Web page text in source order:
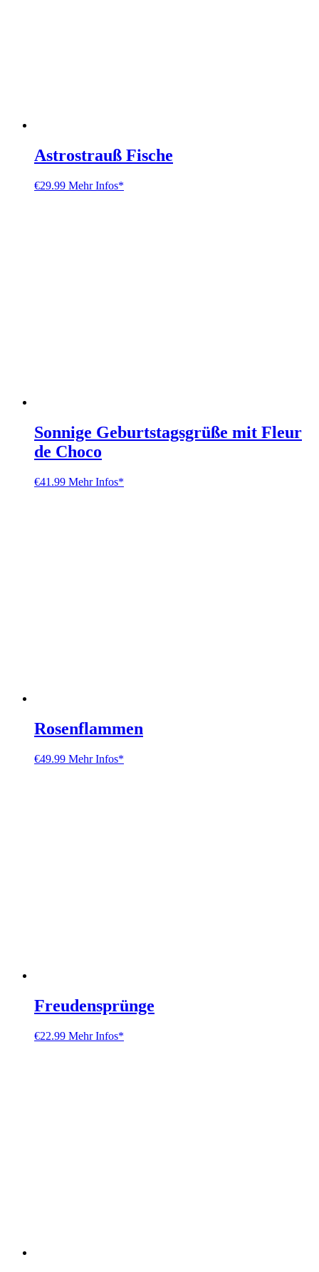
Astrostrauß Fische
€29.99 Mehr Infos*
Sonnige Geburtstagsgrüße mit Fleur
de Choco
€41.99 Mehr Infos*
Rosenflammen
€49.99 Mehr Infos*
Freudensprünge
€22.99 Mehr Infos*